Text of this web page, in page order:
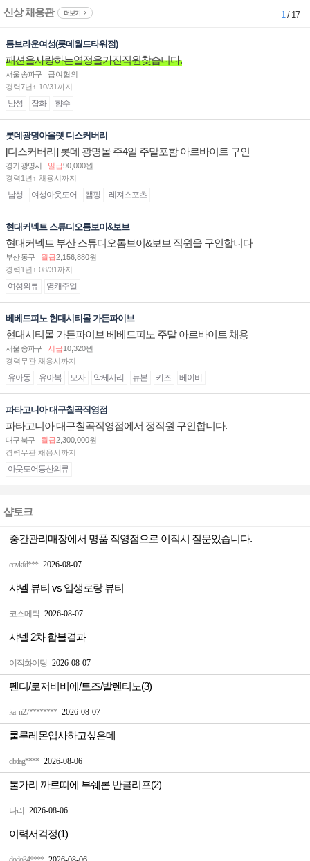
신상 채용관 더보기 1/ 17
톰브라운여성(롯데월드타워점)
패션을사랑하는열정을가진직원찾습니다.
서울 송파구
급여협의
경력7년↑ 10/31까지
남성 잡화 향수
롯데광명아울렛 디스커버리
[디스커버리] 롯데 광명몰 주4일 주말포함 아르바이트 구인
경기 광명시 일급90,000원
경력1년↑ 채용시까지
남성 여성아웃도어 캠핑 레져스포츠
현대커넥트 스튜디오톰보이&보브
현대커넥트 부산 스튜디오톰보이&보브 직원을 구인합니다
부산 동구 월급2,156,880원
경력1년↑ 08/31까지
여성의류 영캐주얼
베베드피노 현대시티몰 가든파이브
현대시티몰 가든파이브 베베드피노 주말 아르바이트 채용
서울 송파구 시급10,320원
경력무관 채용시까지
유아동 유아복 모자 악세사리 뉴본 키즈 베이비
파타고니아 대구칠곡직영점
파타고니아 대구칠곡직영점에서 정직원 구인합니다.
대구 북구 월급2,300,000원
경력무관 채용시까지
아웃도어등산의류
샵토크
eovkfd*** 2026-08-07
중간관리매장에서 명품 직영점으로 이직시 질문있습니다.
코스메틱 2026-08-07
샤넬 뷰티 vs 입생로랑 뷰티
이직화이팅 2026-08-07
샤넬 2차 합불결과
ka_n27******** 2026-08-07
펜디/로저비비에/토즈/발렌티노(3)
dbtlag**** 2026-08-06
룰루레몬입사하고싶은데
나리 2026-08-06
불가리 까르띠에 부쉐론 반클리프(2)
이력서걱정(1)